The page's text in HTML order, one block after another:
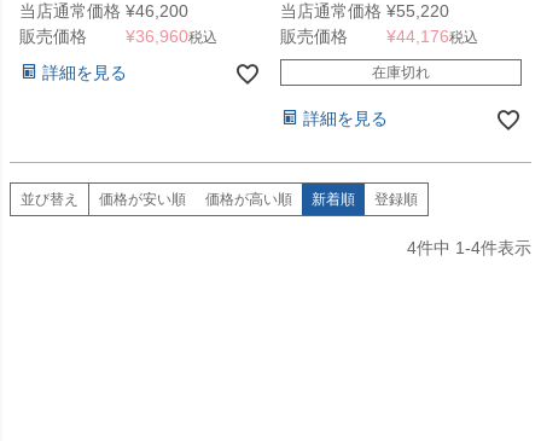
ャスター付きベース 90kg」
当店通常価格 ¥46,200
販売価格
¥36,960税込
詳細を見る
ャスター付きベース 120kg」
当店通常価格 ¥55,220
販売価格
¥44,176税込
在庫切れ
詳細を見る
並び替え 価格が安い順 価格が高い順 新着順 登録順
4件中 1-4件表示